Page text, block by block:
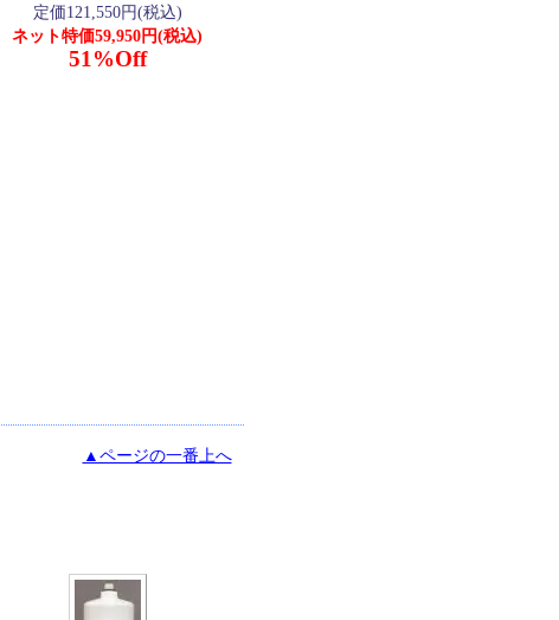
定価121,550円(税込)
ネット特価59,950円(税込)
51%Off
▲ページの一番上へ